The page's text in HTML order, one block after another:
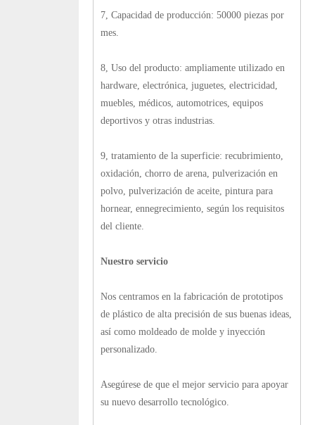
7, Capacidad de producción: 50000 piezas por
mes.
8, Uso del producto: ampliamente utilizado en
hardware, electrónica, juguetes, electricidad,
muebles, médicos, automotrices, equipos
deportivos y otras industrias.
9, tratamiento de la superficie: recubrimiento,
oxidación, chorro de arena, pulverización en
polvo, pulverización de aceite, pintura para
hornear, ennegrecimiento, según los requisitos
del cliente.
Nuestro servicio
Nos centramos en la fabricación de prototipos
de plástico de alta precisión de sus buenas ideas,
así como moldeado de molde y inyección
personalizado.
Asegúrese de que el mejor servicio para apoyar
su nuevo desarrollo tecnológico.